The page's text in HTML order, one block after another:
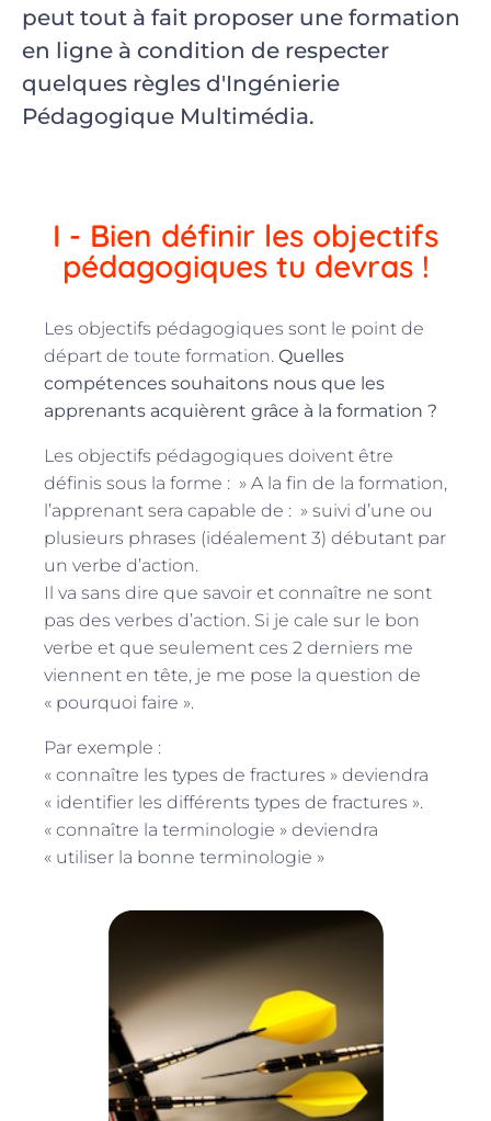
peut tout à fait proposer une formation
en ligne à condition de respecter
quelques règles d'Ingénierie
Pédagogique Multimédia.
I - Bien définir les objectifs
pédagogiques tu devras !
Les objectifs pédagogiques sont le point de
départ de toute formation. Quelles
compétences souhaitons nous que les
apprenants acquièrent grâce à la formation ?
Les objectifs pédagogiques doivent être
définis sous la forme : » A la fin de la formation,
l’apprenant sera capable de : » suivi d’une ou
plusieurs phrases (idéalement 3) débutant par
un verbe d’action.
Il va sans dire que savoir et connaître ne sont
pas des verbes d’action. Si je cale sur le bon
verbe et que seulement ces 2 derniers me
viennent en tête, je me pose la question de
« pourquoi faire ».
Par exemple :
« connaître les types de fractures » deviendra
« identifier les différents types de fractures ».
« connaître la terminologie » deviendra
« utiliser la bonne terminologie »